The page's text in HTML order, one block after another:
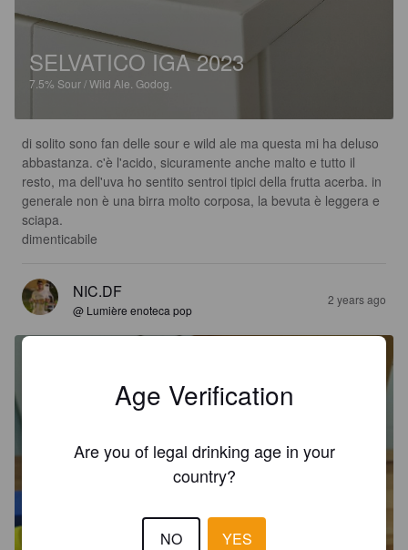
SELVATICO IGA 2023
7.5% Sour / Wild Ale. Godog.
di solito sono fan delle sour e wild ale ma questa mi ha deluso
abbastanza. c'è l'acido, sicuramente anche malto e tutto il
resto, ma dell'uva ho sentito sentroi tipici della frutta acerba. in
generale non è una birra molto corposa, la bevuta è leggera e
sciapa.
dimenticabile
NIC.DF
@ Lumière enoteca pop
2 years ago
Age Verification
Are you of legal drinking age in your
country?
NO YES